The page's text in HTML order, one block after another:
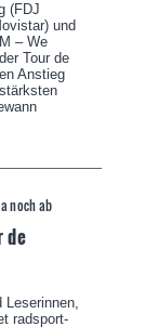
(FDJ
und
– We
Tour de
Anstieg
noch ab
de
Leserinnen,
radsport-